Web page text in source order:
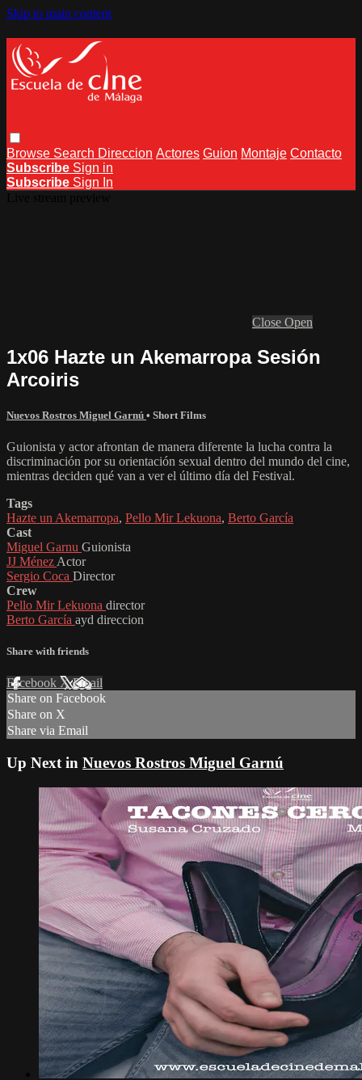
Skip to main content
Browse Search Direccion Actores Guion Montaje Contacto
Subscribe Sign in
Subscribe Sign In
Close Open
1x06 Hazte un Akemarropa Sesión
Arcoiris
Nuevos Rostros Miguel Garnú • Short Films
Guionista y actor afrontan de manera diferente la lucha contra la
discriminación por su orientación sexual dentro del mundo del cine,
mientras deciden qué van a ver el último día del Festival.
Tags
Hazte un Akemarropa, Pello Mir Lekuona, Berto García
Cast
Miguel Garnu Guionista
JJ Ménez Actor
Sergio Coca Director
Crew
Pello Mir Lekuona director
Berto García ayd direccion
Share with friends
Facebook XEmail
Share on Facebook
Share on X
Share via Email
Up Next in Nuevos Rostros Miguel Garnú